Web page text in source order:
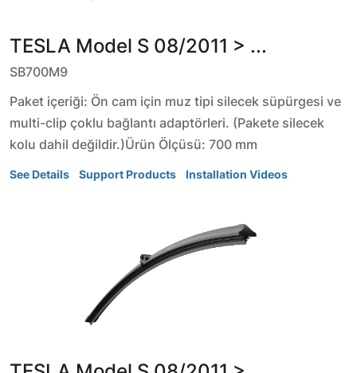
TESLA Model S 08/2011 > ...
SB700M9
Paket içeriği: Ön cam için muz tipi silecek süpürgesi ve
multi-clip çoklu bağlantı adaptörleri. (Pakete silecek
kolu dahil değildir.)Ürün Ölçüsü: 700 mm
See Details Support Products Installation Videos